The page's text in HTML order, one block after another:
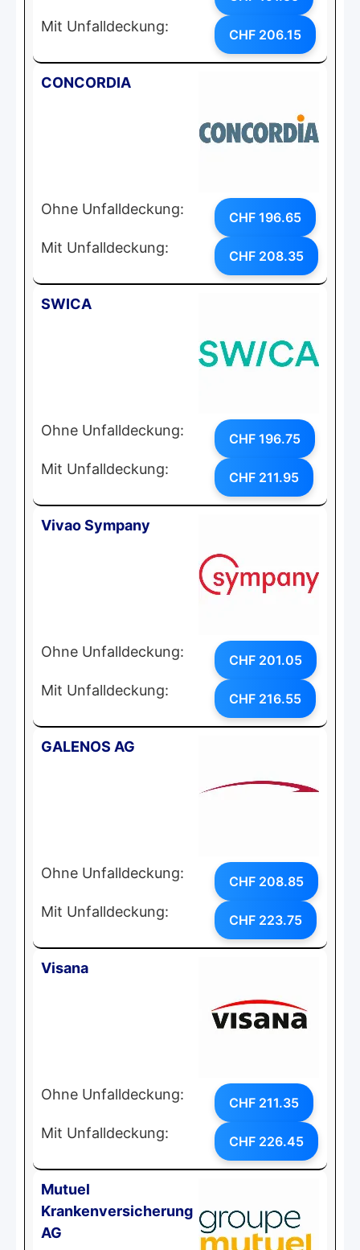
Mit Unfalldeckung: CHF 206.15
CONCORDIA
Ohne Unfalldeckung: CHF 196.65
Mit Unfalldeckung: CHF 208.35
SWICA
Ohne Unfalldeckung: CHF 196.75
Mit Unfalldeckung: CHF 211.95
Vivao Sympany
Ohne Unfalldeckung: CHF 201.05
Mit Unfalldeckung: CHF 216.55
GALENOS AG
Ohne Unfalldeckung: CHF 208.85
Mit Unfalldeckung: CHF 223.75
Visana
Ohne Unfalldeckung: CHF 211.35
Mit Unfalldeckung: CHF 226.45
Mutuel
Krankenversicherung
AG